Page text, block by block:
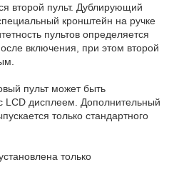
второй пульт. Дублирующий
кронштейн на ручке
пультов определяется
включения, при этом второй
пульт может быть
LCD дисплеем. Дополнительный
только стандартного
только